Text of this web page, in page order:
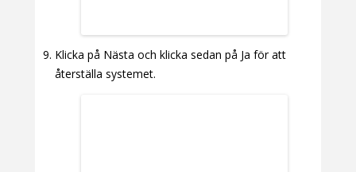
Klicka på Nästa och klicka sedan på Ja för att
återställa systemet.